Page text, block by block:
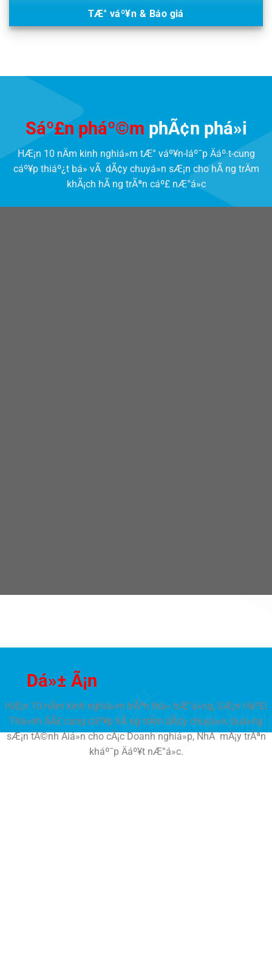
TÆ° váº¥n & Báo giá
Sáº£n pháº©m phÃ¢n phá»i
HÆ¡n 10 nÄm kinh nghiá»m tÆ° váº¥n-láº¯p Äáº·t-cung
cáº¥p thiáº¿t bá» vÃ dÃ¢y chuyá»n sÆ¡n cho hÃ ng trÄm
khÃ¡ch hÃ ng trÃªn cáº£ nÆ°á»c
Dá»± Ã¡n
HÆ¡n 10 nÄm kinh nghiá»m trÃªn thá» trÆ°á»ng, SÆ¡n Háº£i
Thá»nh ÄÃ£ cung cáº¥p hÃ ng trÄm dÃ¢y chuyá»n, buá»ng
sÆ¡n tÄ©nh Äiá»n cho cÃ¡c Doanh nghiá»p, NhÃ mÃ¡y trÃªn
kháº¯p Äáº¥t nÆ°á»c.